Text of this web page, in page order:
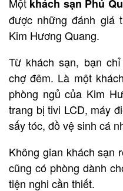
Một khách sạn Phú
được những đánh giá
Kim Hương Quang.
Từ khách sạn, bạn
chợ đêm. Là một
phòng ngủ của Kim
trang bị tivi LCD, máy
sấy tóc, đồ vệ sinh cá
Không gian khách sạn
cũng có phòng dành
tiện nghi cần thiết.